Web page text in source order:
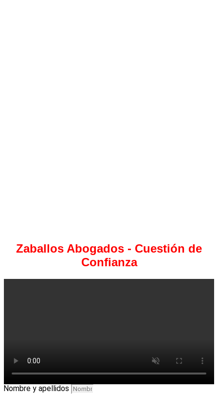
Zaballos Abogados - Cuestión de
Confianza
Nombre y apellidos